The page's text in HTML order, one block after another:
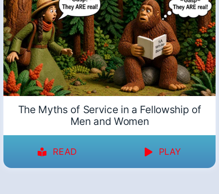
The Myths of Service in a Fellowship of
Men and Women
READ PLAY